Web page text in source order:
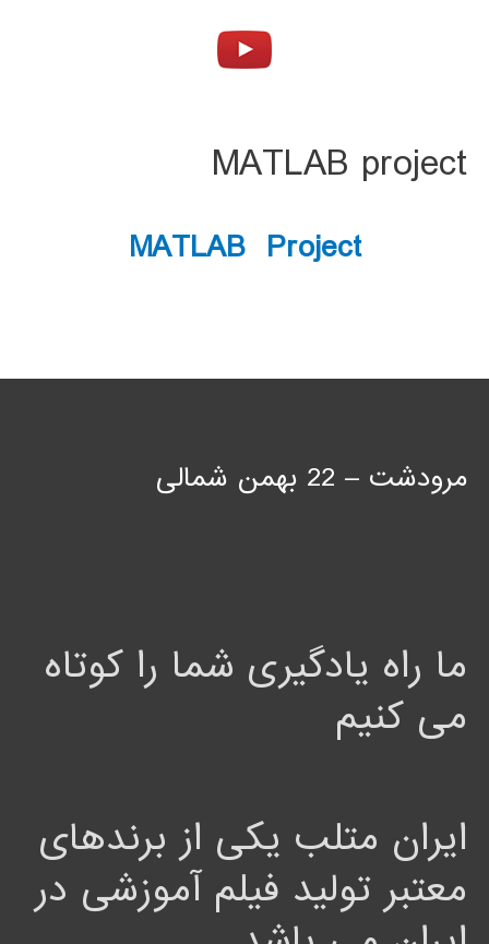
MATLAB project
MATLAB Project
مرودشت – 22 بهمن شمالی
ما راه یادگیری شما را کوتاه
می کنیم
ایران متلب یکی از برندهای
معتبر تولید فیلم آموزشی در